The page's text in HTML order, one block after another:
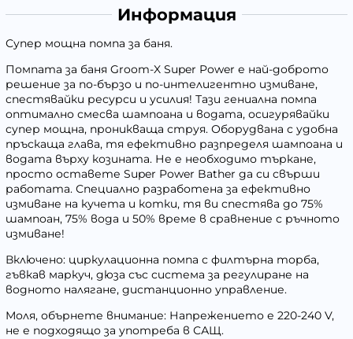
Информация
Супер мощна помпа за баня.
Помпата за баня Groom-X Super Power е най-доброто
решение за по-бързо и по-интелигентно измиване,
спестявайки ресурси и усилия! Тази гениална помпа
оптимално смесва шампоана и водата, осигурявайки
супер мощна, проникваща струя. Оборудвана с удобна
пръскаща глава, тя ефективно разпределя шампоана и
водата върху козината. Не е необходимо търкане,
просто оставете Super Power Bather да си свърши
работата. Специално разработена за ефективно
измиване на кучета и котки, тя ви спестява до 75%
шампоан, 75% вода и 50% време в сравнение с ръчното
измиване!
Включено: циркулационна помпа с филтърна торба,
гъвкав маркуч, дюза със система за регулиране на
водното налягане, дистанционно управление.
Моля, обърнете внимание: Напрежението е 220-240 V,
не е подходящо за употреба в САЩ.